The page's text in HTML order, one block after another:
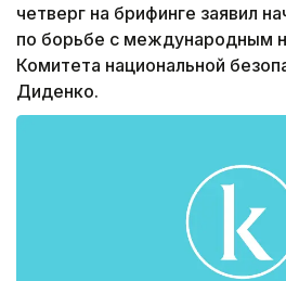
четверг на брифинге заявил
по борьбе с международным
Комитета национальной
Диденко.